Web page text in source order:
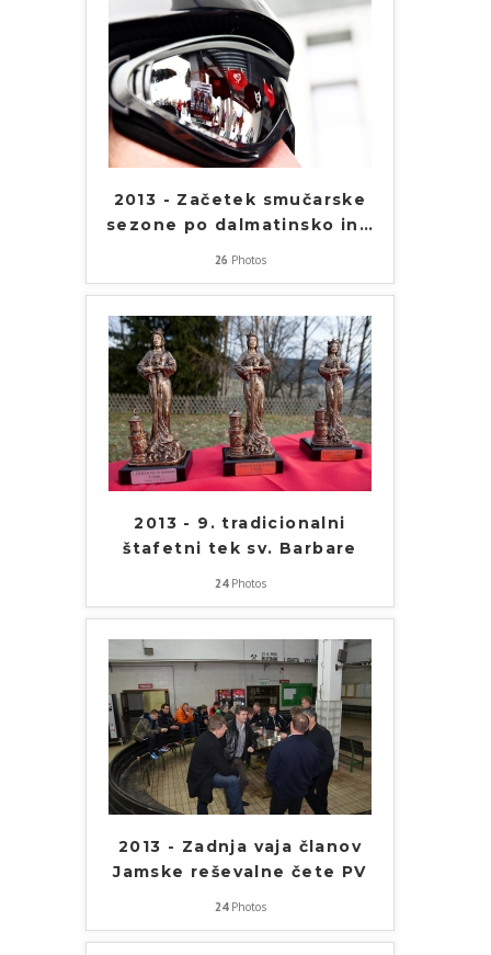
2013 - Začetek smučarske
sezone po dalmatinsko in …
26 Photos
2013 - 9. tradicionalni
štafetni tek sv. Barbare
24Photos
2013 - Zadnja vaja članov
Jamske reševalne čete PV
24Photos